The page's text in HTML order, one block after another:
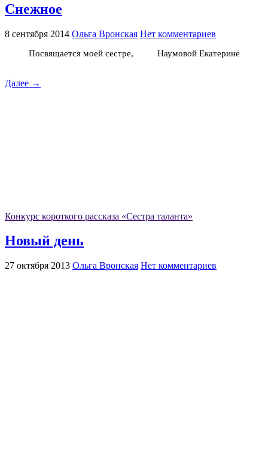
Снежное
8 сентября 2014 Ольга Вронская Нет комментариев
Посвящается моей сестре, Наумовой Екатерине
Далее →
Конкурс короткого рассказа «Сестра таланта»
Новый день
27 октября 2013 Ольга Вронская Нет комментариев